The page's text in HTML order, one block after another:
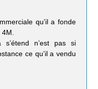
qu’il a fonde
n’est pas si
ce qu’il a vendu